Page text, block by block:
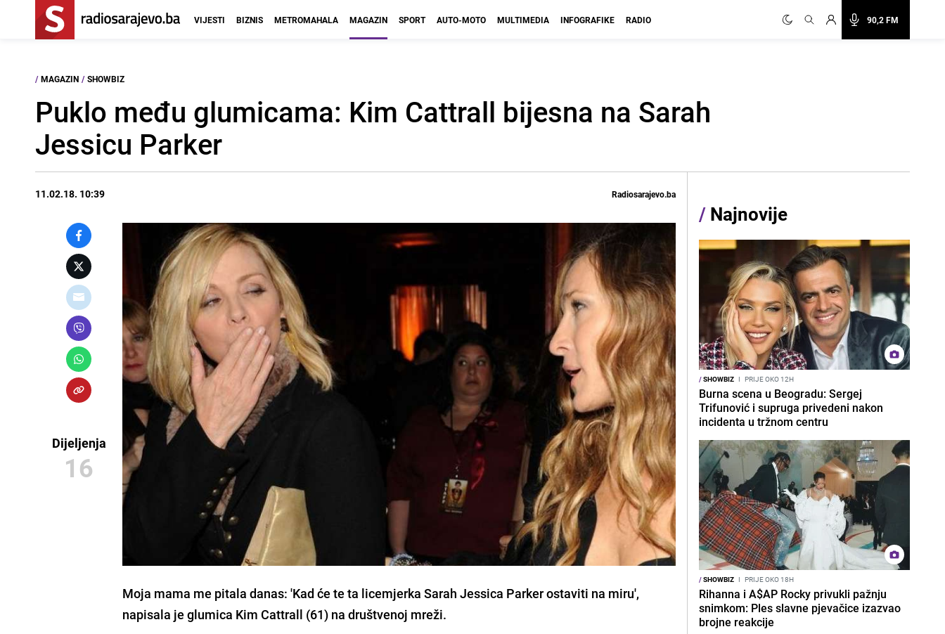
90,2 FM
VIJESTI BIZNIS METROMAHALA MAGAZIN SPORT AUTO-MOTO MULTIMEDIA INFOGRAFIKE RADIO
/ MAGAZIN / SHOWBIZ
Puklo među glumicama: Kim Cattrall bijesna na Sarah
Jessicu Parker
11.02.18. 10:39 Radiosarajevo.ba
Dijeljenja
16
Moja mama me pitala danas: 'Kad će te ta licemjerka Sarah Jessica Parker ostaviti na miru',
napisala je glumica Kim Cattrall (61) na društvenoj mreži.
/ Najnovije
/SHOWBIZ I PRIJE OKO 12H
Burna scena u Beogradu: Sergej
Trifunović i supruga privedeni nakon
incidenta u tržnom centru
/SHOWBIZ I PRIJE OKO 18H
Rihanna i A$AP Rocky privukli pažnju
snimkom: Ples slavne pjevačice izazvao
brojne reakcije